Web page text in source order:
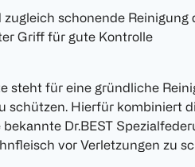
schonende Reinigung
Griff für gute Kontrolle
steht für eine gründliche
schützen. Hierfür kombiniert
Dr.BEST
vor Verletzungen zu